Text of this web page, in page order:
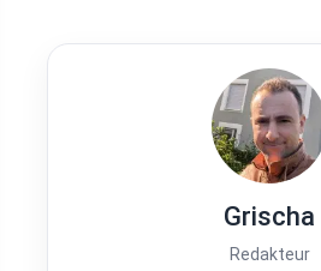
Grischa
Redakteur